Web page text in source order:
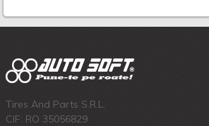
Tires And Parts S.R.L.
CIF: RO 35056829